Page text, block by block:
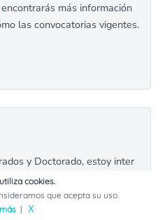
encontrarás más información
las convocatorias vigentes.
y Doctorado, estoy inter
cookies.
que acepta su uso.
| X